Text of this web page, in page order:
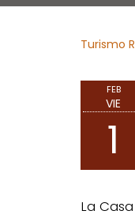
Turismo
FEB
VIE
1
La